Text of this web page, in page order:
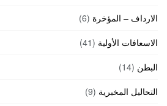
الارداف – المؤخرة (6)
الاسعافات الأولية (41)
البطن (14)
التحاليل المخبرية (9)